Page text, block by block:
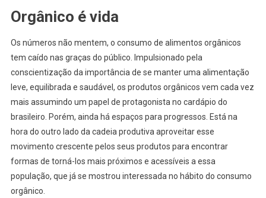
Orgânico é vida
Os números não mentem, o consumo de alimentos orgânicos
tem caído nas graças do público. Impulsionado pela
conscientização da importância de se manter uma alimentação
leve, equilibrada e saudável, os produtos orgânicos vem cada vez
mais assumindo um papel de protagonista no cardápio do
brasileiro. Porém, ainda há espaços para progressos. Está na
hora do outro lado da cadeia produtiva aproveitar esse
movimento crescente pelos seus produtos para encontrar
formas de torná-los mais próximos e acessíveis a essa
população, que já se mostrou interessada no hábito do consumo
orgânico.